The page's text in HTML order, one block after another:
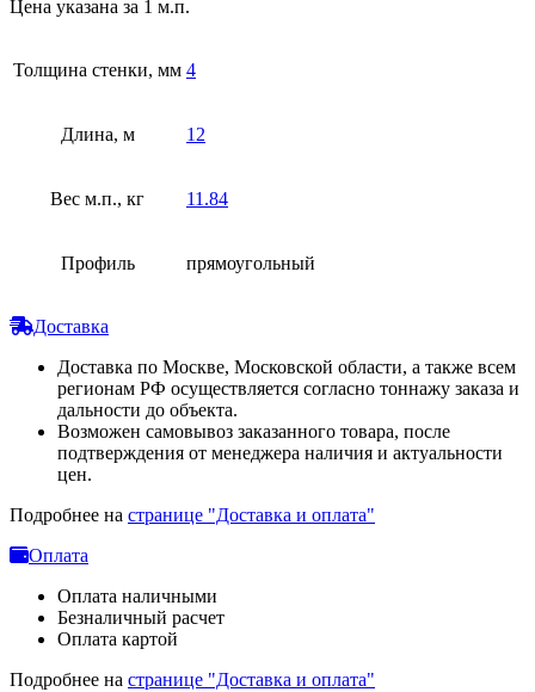
Цена указана за 1 м.п.
Толщина стенки, мм 4
Длина, м 12
Вес м.п., кг 11.84
Профиль прямоугольный
Доставка
Доставка по Москве, Московской области, а также всем
регионам РФ осуществляется согласно тоннажу заказа и
дальности до объекта.
Возможен самовывоз заказанного товара, после
подтверждения от менеджера наличия и актуальности
цен.
Подробнее на странице "Доставка и оплата"
Оплата
Оплата наличными
Безналичный расчет
Оплата картой
Подробнее на странице "Доставка и оплата"